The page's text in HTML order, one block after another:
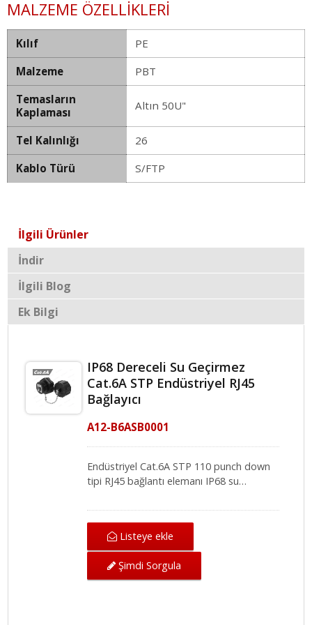
MALZEME ÖZELLIKLERI
Kılıf
PE
Malzeme
PBT
Temasların
Kaplaması
Altın 50U"
Tel Kalınlığı
26
Kablo Türü
S/FTP
İlgili Ürünler
İndir
İlgili Blog
Ek Bilgi
IP68 Dereceli Su Geçirmez
Cat.6A STP Endüstriyel RJ45
Bağlayıcı
A12-B6ASB0001
Endüstriyel Cat.6A STP 110 punch down
tipi RJ45 bağlantı elemanı IP68 su
plus uygulamalarını destekler. Açık hava
kablolama sistemi için, Ethernet geçişini
sağlamak ve kablolama sisteminin
çalışmasını garanti etmek temel ve
zorunlu bir şeydir. RJ45 konektörlü su
geçirmez kapak ile artık bağlantı kopması
Listeye ekle
Şimdi Sorgula